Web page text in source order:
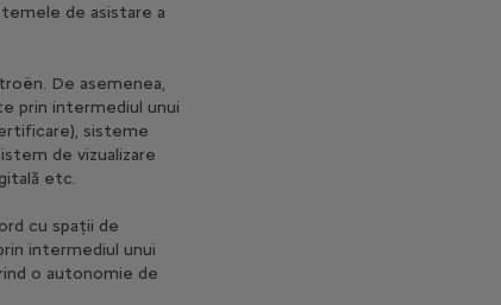
de asistare a
De asemenea,
prin intermediul unui
sisteme
de vizualizare
etc.
cu spații de
intermediul unui
o autonomie de